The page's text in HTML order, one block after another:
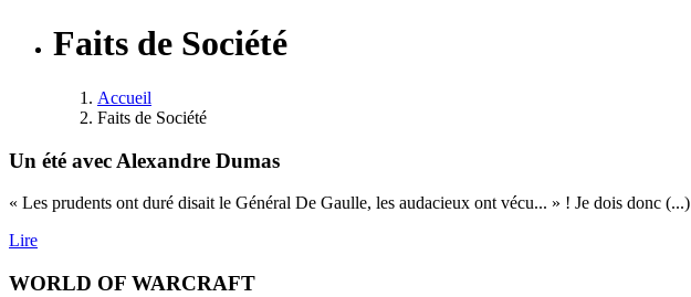
Faits de Société
Accueil
Faits de Société
Un été avec Alexandre Dumas
« Les prudents ont duré disait le Général De Gaulle, les audacieux ont vécu... » ! Je dois donc (...)
Lire
WORLD OF WARCRAFT